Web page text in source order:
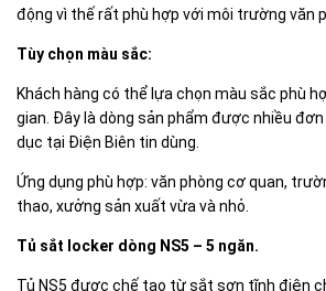
động vì thế rất phù hợp với môi trường văn
Tùy chọn màu sắc:
Khách hàng có thể lựa chọn màu sắc phù
gian. Đây là dòng sản phẩm được nhiều đơn
dục tại Điện Biên tin dùng.
Ứng dụng phù hợp: văn phòng cơ quan,
thao, xưởng sản xuất vừa và nhỏ.
Tủ sắt locker dòng NS5 – 5 ngăn.
Tủ NS5 được chế tạo từ sắt sơn tĩnh điện